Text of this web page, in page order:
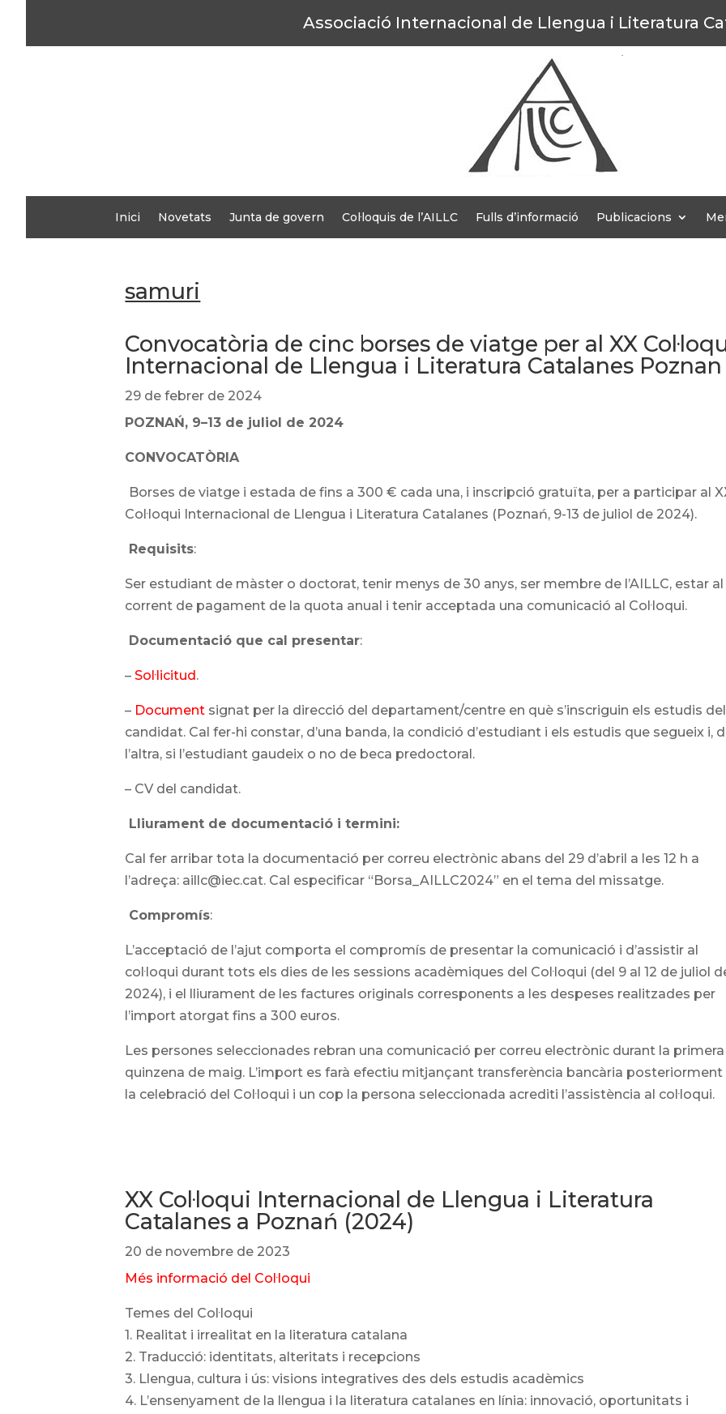
Associació Internacional de Llengua i Literatura
Inici Novetats Junta de govern Col·loquis de l’AILLC Fulls d’informació Publicacions
samuri
Convocatòria de cinc borses de viatge per al XX
Internacional de Llengua i Literatura Catalanes Poznan
29 de febrer de 2024
POZNAŃ, 9–13 de juliol de 2024
CONVOCATÒRIA
Borses de viatge i estada de fins a 300 € cada una, i inscripció gratuïta, per a participar al
Col·loqui Internacional de Llengua i Literatura Catalanes (Poznań, 9-13 de juliol de 2024).
Requisits:
Ser estudiant de màster o doctorat, tenir menys de 30 anys, ser membre de l’AILLC, estar al
corrent de pagament de la quota anual i tenir acceptada una comunicació al Col·loqui.
Documentació que cal presentar:
–Sol·licitud .
– Document signat per la direcció del departament/centre en què s’inscriguin els estudis del
candidat. Cal fer-hi constar, d’una banda, la condició d’estudiant i els estudis que segueix i,
l’altra, si l’estudiant gaudeix o no de beca predoctoral.
– CV del candidat.
Lliurament de documentació i termini:
Cal fer arribar tota la documentació per correu electrònic abans del 29 d’abril a les 12 h a
l’adreça: aillc@iec.cat. Cal especificar “Borsa_AILLC2024” en el tema del missatge.
Compromís:
L’acceptació de l’ajut comporta el compromís de presentar la comunicació i d’assistir al
col·loqui durant tots els dies de les sessions acadèmiques del Col·loqui (del 9 al 12 de juliol
2024), i el lliurament de les factures originals corresponents a les despeses realitzades per
l’import atorgat fins a 300 euros.
Les persones seleccionades rebran una comunicació per correu electrònic durant la primera
quinzena de maig. L’import es farà efectiu mitjançant transferència bancària posteriorment
la celebració del Col·loqui i un cop la persona seleccionada acrediti l’assistència al col·loqui.
XX Col·loqui Internacional de Llengua i Literatura
Catalanes a Poznań (2024)
20 de novembre de 2023
Més informació del Col·loqui
Temes del Col·loqui
1. Realitat i irrealitat en la literatura catalana
2. Traducció: identitats, alteritats i recepcions
3. Llengua, cultura i ús: visions integratives des dels estudis acadèmics
4. L’ensenyament de la llengua i la literatura catalanes en línia: innovació, oportunitats i